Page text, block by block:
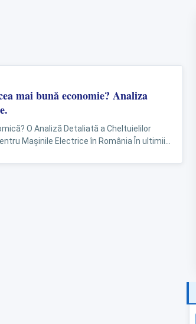
mai bună economie? Analiza
O Analiză Detaliată a Cheltuielilor
Mașinile Electrice în România În ultimii